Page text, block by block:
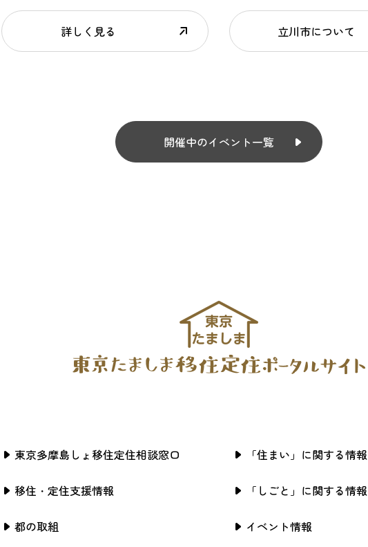
詳しく見る 立川市について
開催中のイベント一覧
東京多摩島しょ移住定住相談窓口
移住・定住支援情報
都の取組
「住まい」に関する情報
「しごと」に関する情報
イベント情報